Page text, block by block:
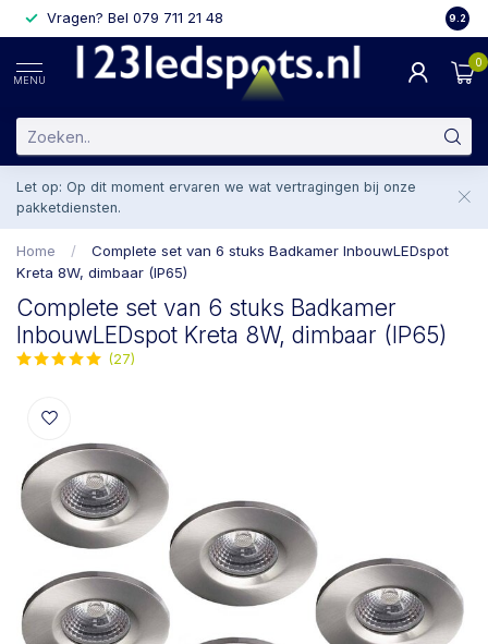
Vragen? Bel 079 711 21 48 29.2
MENU
0
Let op: Op dit moment ervaren we wat vertragingen bij onze
pakketdiensten.
Home /
Complete set van 6 stuks Badkamer InbouwLEDspot
Kreta 8W, dimbaar (IP65)
Complete set van 6 stuks Badkamer
InbouwLEDspot Kreta 8W, dimbaar (IP65)
(27)